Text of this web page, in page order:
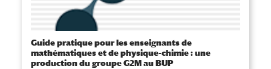
Guide pratique pour les enseignants de
mathématiques et de physique-chimie : une
production du groupe G2M au BUP